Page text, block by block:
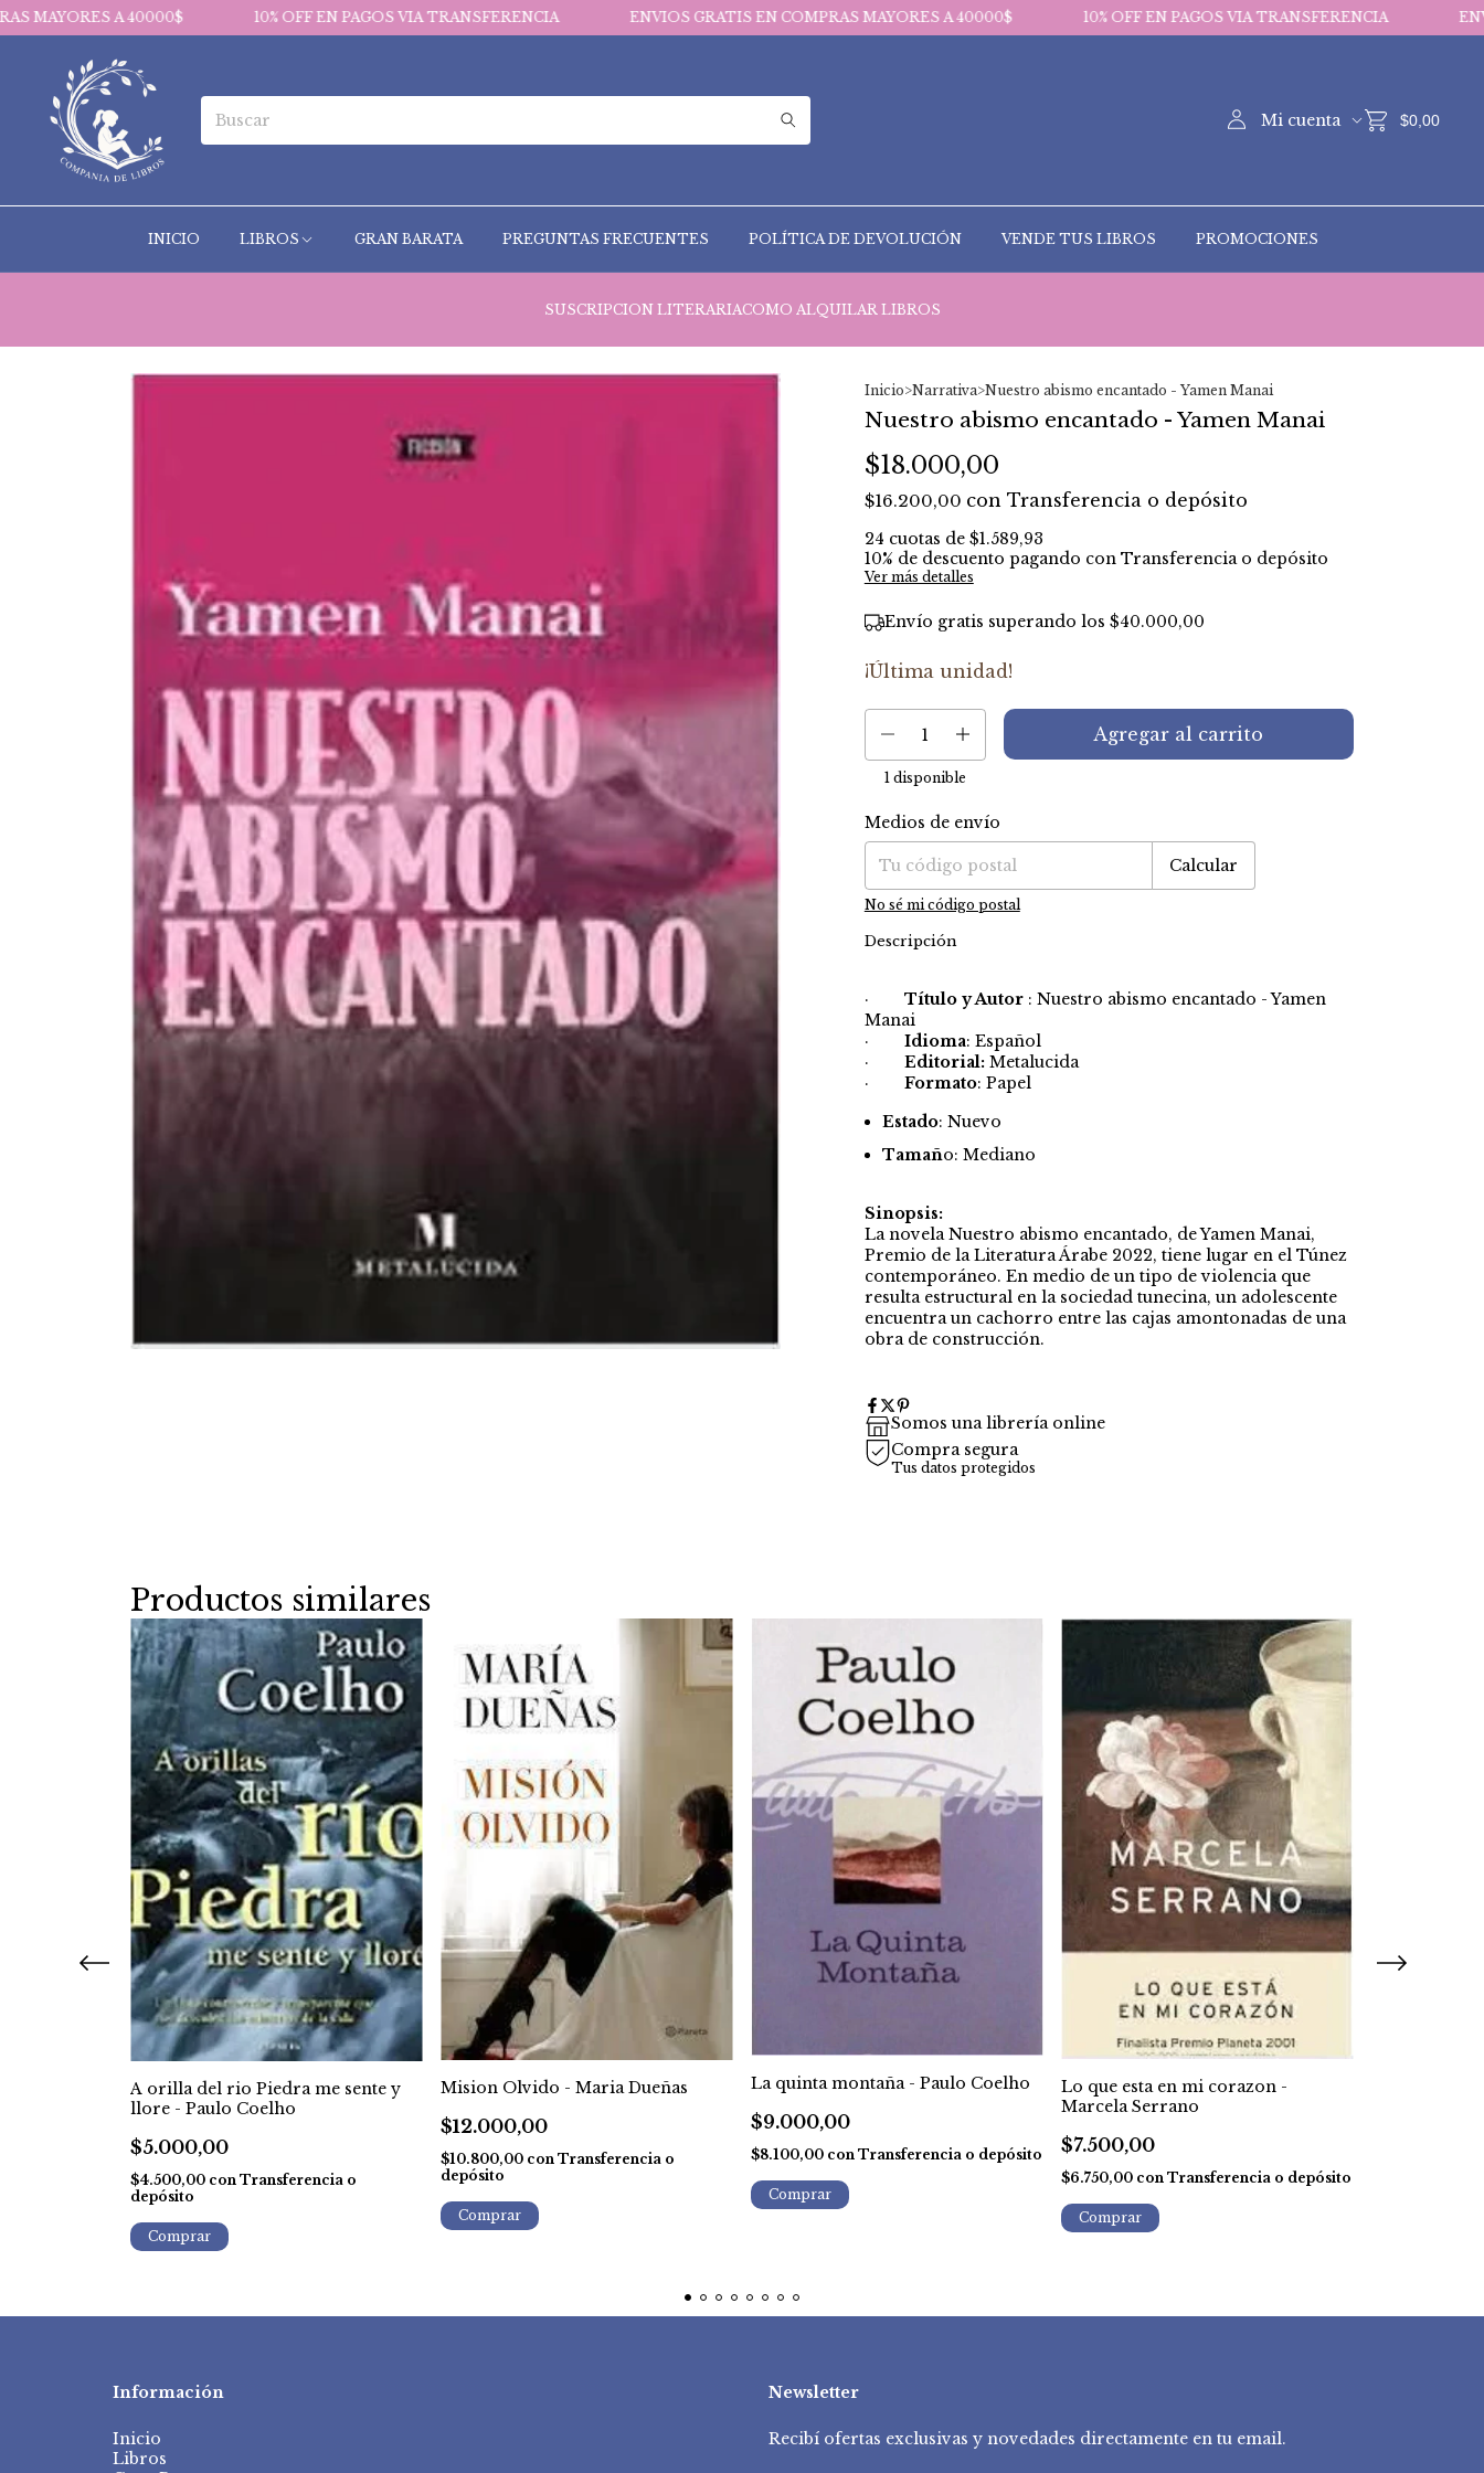
A 40000$ 10% OFF EN PAGOS VIA TRANSFERENCIA ENVIOS GRATIS EN COMPRAS MAYORES A 40000$ 10% OFF EN PAGOS VIA TRANSFERENCIA ENVIOS
Mi cuenta $0,00
INICIO LIBROS GRAN BARATA PREGUNTAS FRECUENTES POLÍTICA DE DEVOLUCIÓN VENDE TUS LIBROS PROMOCIONES
SUSCRIPCION LITERARIACOMO ALQUILAR LIBROS
Inicio>Narrativa>Nuestro abismo encantado - Yamen Manai
Nuestro abismo encantado - Yamen Manai
$18.000,00
$16.200,00 con Transferencia o depósito
24 cuotas de $1.589,93
10% de descuento pagando con Transferencia o depósito
Ver más detalles
Envío gratis superando los$40.000,00
¡Última unidad!
1 disponible
Entregas para el CP:
Medios de envío
Calcular
No sé mi código postal
Descripción
· Título y Autor : Nuestro abismo encantado - Yamen
Manai
· Idioma: Español
· Editorial: Metalucida
· Formato: Papel
Estado: Nuevo
Tamaño: Mediano
Sinopsis:
La novela Nuestro abismo encantado, de Yamen Manai,
Premio de la Literatura Árabe 2022, tiene lugar en el Túnez
contemporáneo. En medio de un tipo de violencia que
resulta estructural en la sociedad tunecina, un adolescente
encuentra un cachorro entre las cajas amontonadas de una
obra de construcción.
Somos una librería online
Compra segura
Tus datos protegidos
Productos similares
A orilla del rio Piedra me sente y
llore - Paulo Coelho
$5.000,00
$4.500,00 con Transferencia o
depósito
Mision Olvido - Maria Dueñas
$12.000,00
$10.800,00 con Transferencia o
depósito
La quinta montaña - Paulo Coelho
$9.000,00
$8.100,00 con Transferencia o depósito
Lo que esta en mi corazon -
Marcela Serrano
$7.500,00
$6.750,00 con Transferencia o depósito
Información
Inicio
Libros
Newsletter
Recibí ofertas exclusivas y novedades directamente en tu email.